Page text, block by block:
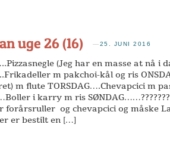
uge 26 (16) —25. JUNI 2016
(Jeg har en masse at nå i
m pakchoi-kål og ris
m flute TORSDAG….Chevapcici m
i karry m ris
forårsruller og chevapcici og måske
er bestilt en […]